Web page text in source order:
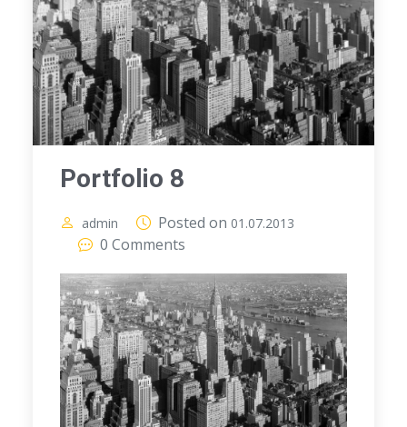
Portfolio 8
admin Posted on 01.07.2013
0 Comments